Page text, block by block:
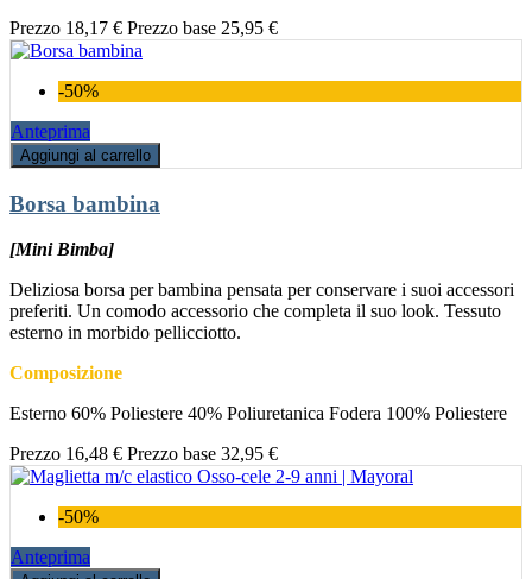
Prezzo 18,17 € Prezzo base 25,95 €
-50%
Anteprima
Aggiungi al carrello
Borsa bambina
[Mini Bimba]
Deliziosa borsa per bambina pensata per conservare i suoi accessori
preferiti. Un comodo accessorio che completa il suo look. Tessuto
esterno in morbido pellicciotto.
Composizione
Esterno 60% Poliestere 40% Poliuretanica Fodera 100% Poliestere
Prezzo 16,48 € Prezzo base 32,95 €
-50%
Anteprima